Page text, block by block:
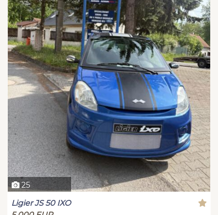
25
Ligier JS 50 IXO